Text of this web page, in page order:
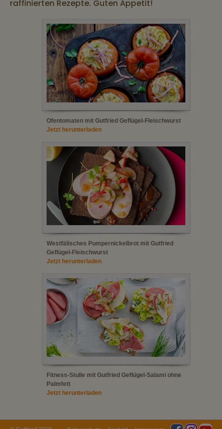
raffinierten Rezepte. Guten Appetit!
Ofentomaten mit Gutfried Geflügel-Fleischwurst
Jetzt herunterladen
Westfälisches Pumpernickelbrot mit Gutfried
Geflügel-Fleischwurst
Jetzt herunterladen
Fitness-Stulle mit Gutfried Geflügel-Salami ohne
Palmfett
Jetzt herunterladen